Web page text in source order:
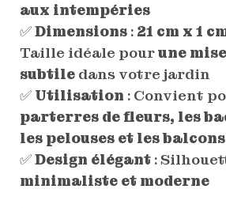
aux intempéries
✅Dimensions: 21 cm x 1
Taille idéale pourune
subtiledans votre jardin
✅ Utilisation : Convient
parterres de fleurs, les
les pelouses et les balcons
✅Design élégant:
minimaliste et moderne